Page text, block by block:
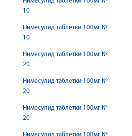
10
Нимесулид таблетки 100мг №
10
Нимесулид таблетки 100мг №
20
Нимесулид таблетки 100мг №
20
Нимесулид таблетки 100мг №
20